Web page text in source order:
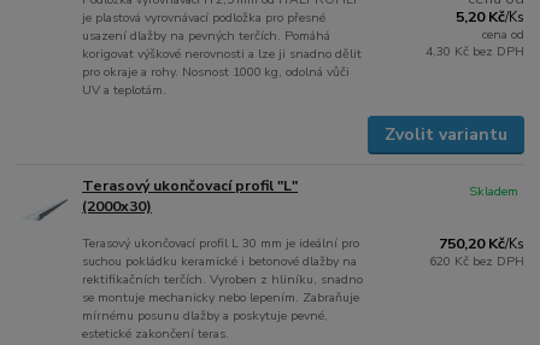
je plastová vyrovnávací podložka pro přesné
usazení dlažby na pevných terčích. Pomáhá
korigovat výškové nerovnosti a lze ji snadno dělit
pro okraje a rohy. Nosnost 1000 kg, odolná vůči
UV a teplotám.
5,20 Kč/Ks
cena od
4,30 Kč bez DPH
Zvolit variantu
Terasový ukončovací profil "L"
(2000x30)
Terasový ukončovací profil L 30 mm je ideální pro
suchou pokládku keramické i betonové dlažby na
rektifikačních terčích. Vyroben z hliníku, snadno
se montuje mechanicky nebo lepením. Zabraňuje
mírnému posunu dlažby a poskytuje pevné,
estetické zakončení teras.
750,20 Kč/Ks
620 Kč bez DPH
Skladem